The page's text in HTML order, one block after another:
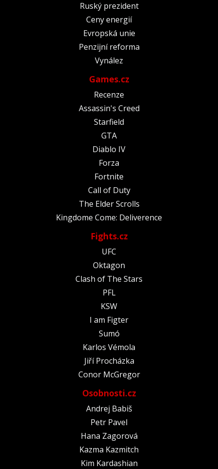
Ruský prezident
Ceny energií
Evropská unie
Penzijní reforma
Vynález
Games.cz
Recenze
Assassin's Creed
Starfield
GTA
Diablo IV
Forza
Fortnite
Call of Duty
The Elder Scrolls
Kingdome Come: Deliverence
Fights.cz
UFC
Oktagon
Clash of The Stars
PFL
KSW
I am Figter
Sumó
Karlos Vémola
Jiří Procházka
Conor McGregor
Osobnosti.cz
Andrej Babiš
Petr Pavel
Hana Zagorová
Kazma Kazmitch
Kim Kardashian